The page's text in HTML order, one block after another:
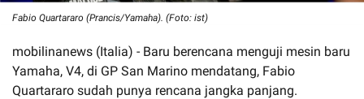
Fabio Quartararo (Prancis/Yamaha). (Foto: ist)
mobilinanews (Italia) - Baru berencana menguji mesin baru
Yamaha, V4, di GP San Marino mendatang, Fabio
Quartararo sudah punya rencana jangka panjang.